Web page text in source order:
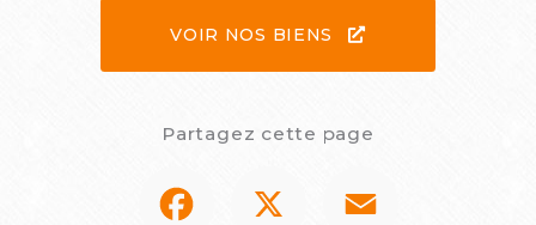
VOIR NOS BIENS
Partagez cette page